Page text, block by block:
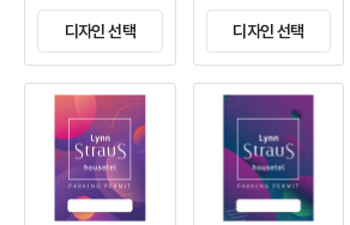
디자인 선택 디자인 선택